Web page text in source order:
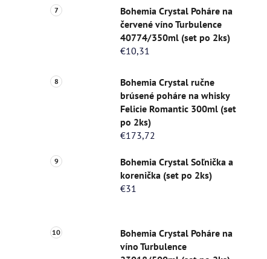
Bohemia Crystal Poháre na
červené víno Turbulence
40774/350ml (set po 2ks)
€10,31
Bohemia Crystal ručne
brúsené poháre na whisky
Felicie Romantic 300ml (set
po 2ks)
€173,72
Bohemia Crystal Soľnička a
korenička (set po 2ks)
€31
Bohemia Crystal Poháre na
víno Turbulence